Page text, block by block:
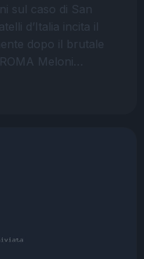
sul caso di San
d’Italia incita il
dopo il brutale
Meloni…